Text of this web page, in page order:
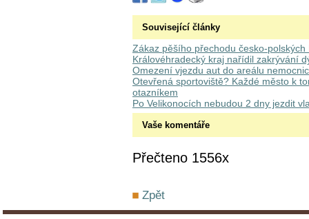
Související články
Zákaz pěšího přechodu česko-
Královéhradecký kraj nařídil zakrývání
Omezení vjezdu aut do areálu
Otevřená sportoviště? Každé město k
otazníkem
Po Velikonocích nebudou 2 dny jezdit
Vaše komentáře
Přečteno 1556x
Zpět